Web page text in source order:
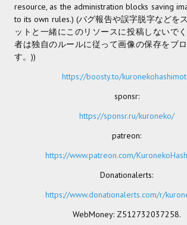
Divinity Original Sin Enhanced Edition
Dragon Age: Origins
Dragon Age 2
Kingdoms of Amalur: Reckoning
Mass Effect Andromeda
resource, as the administration blocks saving
to its own rules.) (バグ報告や誤字脱字などを
ットと一緒にこのリソースに投稿しないで
者は独自のルールに従って画像の保存をブ
す。))
https://boosty.to/
sponsr:
https://sponsr.ru/kuroneko/
patreon:
https://www.patreon.com/
Donationalerts:
https://www.donationalerts.com/r/
WebMoney: Z512732037258.